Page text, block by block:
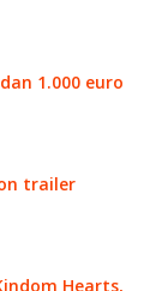
1.000 euro
trailer
Hearts,